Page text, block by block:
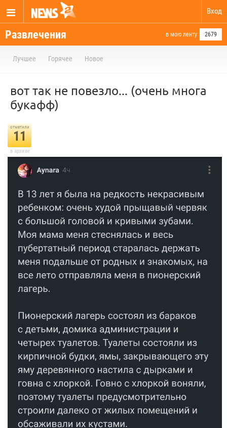
Вход
Развлечения в мою ленту 2679
Лучшее Горячее Новое
вот так не повезло... (очень многа
букафф)
отметили
11
в архиве